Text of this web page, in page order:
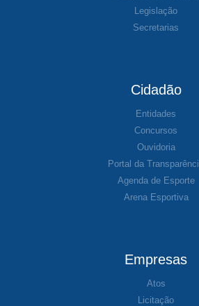
Legislação
Secretarias
Cidadão
Entidades
Concursos
Ouvidoria
Portal da
Agenda de Esporte
Arena Esportiva
Empresas
Atos
Licitação